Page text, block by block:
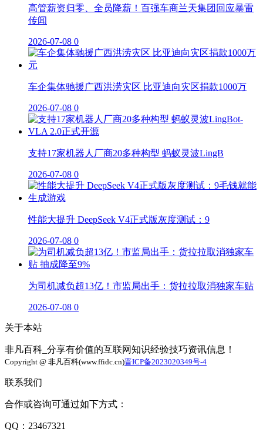
高管薪资归零、全员降薪！百强车商兰天集团回应暴雷
传闻
2026-07-08 0
车企集体驰援广西洪涝灾区 比亚迪向灾区捐款1000万
2026-07-08 0
支持17家机器人厂商20多种构型 蚂蚁灵波LingB
2026-07-08 0
性能大提升 DeepSeek V4正式版灰度测试：9
2026-07-08 0
为司机减负超13亿！市监局出手：货拉拉取消独家车贴
2026-07-08 0
关于本站
非凡百科_分享有价值的互联网知识经验技巧资讯信息！
Copyright @ 非凡百科(www.ffidc.cn)晋ICP备2023020349号-4
联系我们
合作或咨询可通过如下方式：
QQ：23467321